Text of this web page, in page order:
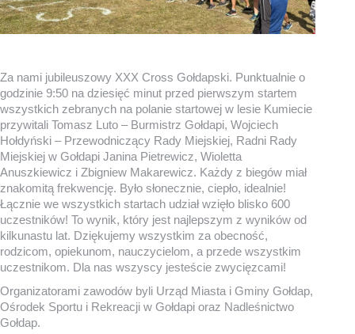
Za nami jubileuszowy XXX Cross Gołdapski. Punktualnie o
godzinie 9:50 na dziesięć minut przed pierwszym startem
wszystkich zebranych na polanie startowej w lesie Kumiecie
przywitali Tomasz Luto – Burmistrz Gołdapi, Wojciech
Hołdyński – Przewodniczący Rady Miejskiej, Radni Rady
Miejskiej w Gołdapi Janina Pietrewicz, Wioletta
Anuszkiewicz i Zbigniew Makarewicz. Każdy z biegów miał
znakomitą frekwencję. Było słonecznie, ciepło, idealnie!
Łącznie we wszystkich startach udział wzięło blisko 600
uczestników! To wynik, który jest najlepszym z wyników od
kilkunastu lat. Dziękujemy wszystkim za obecność,
rodzicom, opiekunom, nauczycielom, a przede wszystkim
uczestnikom. Dla nas wszyscy jesteście zwycięzcami!
Organizatorami zawodów byli Urząd Miasta i Gminy Gołdap,
Ośrodek Sportu i Rekreacji w Gołdapi oraz Nadleśnictwo
Gołdap.